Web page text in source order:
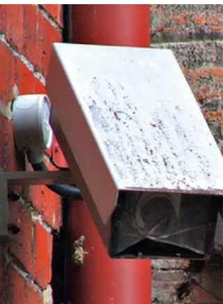
人。負責人到場經點算發現損失一批花膠及魚翅，
總值約20萬元。海味店一直未有安裝防盜設備或閉
路電視，10多年前亦曾遇竊，其實如果有了有效的
保安，損失可大大減低！...